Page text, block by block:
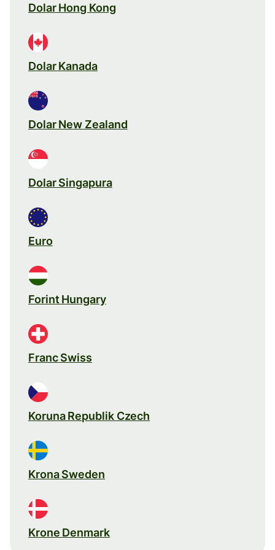
Dolar Hong Kong
Dolar Kanada
Dolar New Zealand
Dolar Singapura
Euro
Forint Hungary
Franc Swiss
Koruna Republik Czech
Krona Sweden
Krone Denmark